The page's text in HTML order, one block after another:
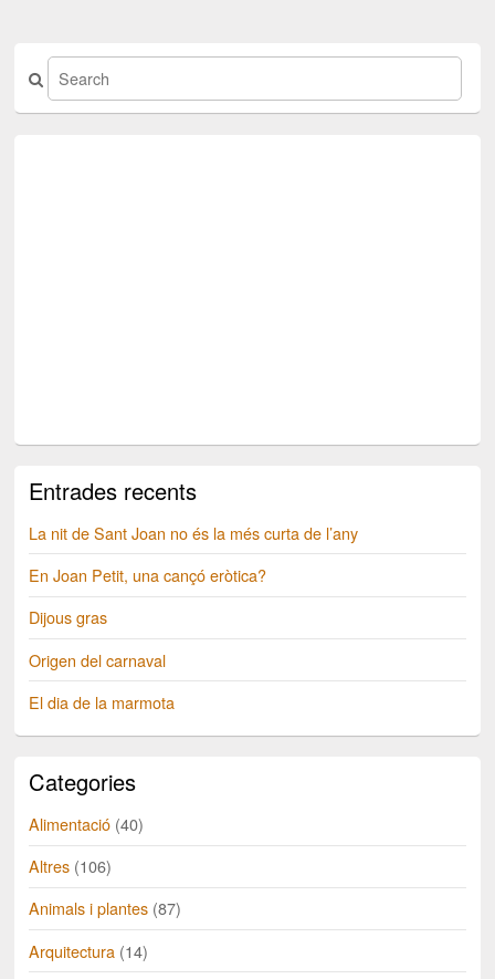
Entrades recents
La nit de Sant Joan no és la més curta de l’any
En Joan Petit, una cançó eròtica?
Dijous gras
Origen del carnaval
El dia de la marmota
Categories
Alimentació (40)
Altres (106)
Animals i plantes (87)
Arquitectura (14)